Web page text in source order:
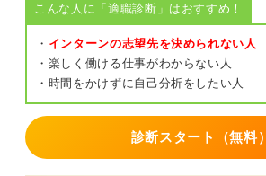
こんな人に「適職診断」はおすすめ！
・ インターンの志望先を決められない人
・楽しく働ける仕事がわからない人
・時間をかけずに自己分析をしたい人
診断スタート（無料）